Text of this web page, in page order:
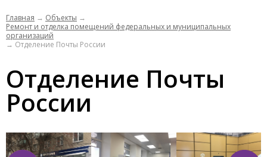
Главная → Объекты →
Ремонт и отделка помещений федеральных и муниципальных
организаций
→ Отделение Почты России
Отделение Почты
России